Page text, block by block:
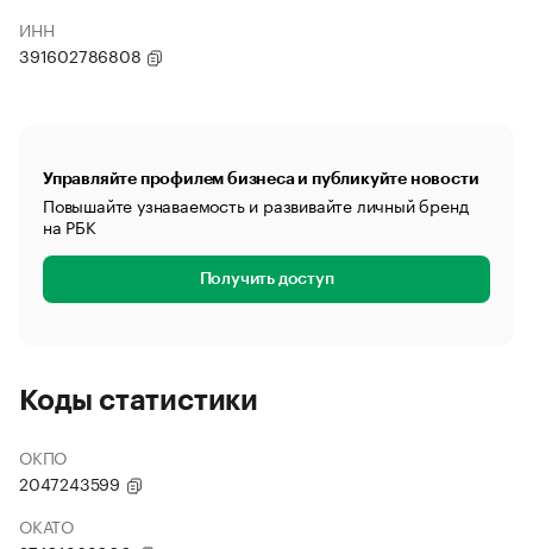
ИНН
391602786808
Управляйте профилем бизнеса и публикуйте новости
Повышайте узнаваемость и развивайте личный бренд
на РБК
Получить доступ
Коды статистики
ОКПО
2047243599
ОКАТО